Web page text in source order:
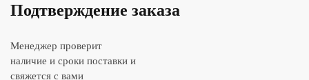
Подтверждение заказа
Менеджер проверит
наличие и сроки поставки и
свяжется с вами